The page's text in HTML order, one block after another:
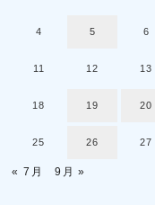
4 5 6
11 12 13
18 19 20
25 26 27
« 7月 9月 »